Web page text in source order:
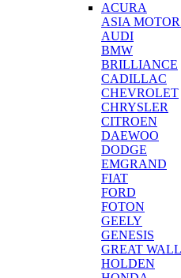
ACURA
ASIA
AUDI
BMW
BRILLIANCE
CADILLAC
CHEVROLET
CHRYSLER
CITROEN
DAEWOO
DODGE
EMGRAND
FIAT
FORD
FOTON
GEELY
GENESIS
GREAT WALL
HOLDEN